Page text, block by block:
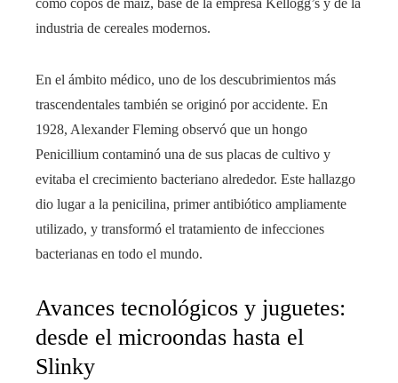
como copos de maíz, base de la empresa Kellogg’s y de la
industria de cereales modernos.
En el ámbito médico, uno de los descubrimientos más
trascendentales también se originó por accidente. En
1928, Alexander Fleming observó que un hongo
Penicillium contaminó una de sus placas de cultivo y
evitaba el crecimiento bacteriano alrededor. Este hallazgo
dio lugar a la penicilina, primer antibiótico ampliamente
utilizado, y transformó el tratamiento de infecciones
bacterianas en todo el mundo.
Avances tecnológicos y juguetes:
desde el microondas hasta el
Slinky